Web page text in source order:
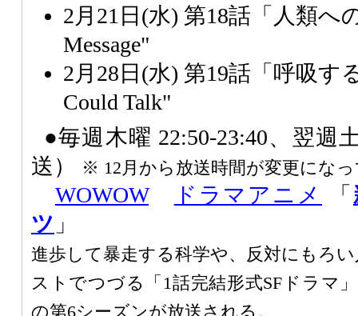
2月21日(水) 第18話「人類へ
Message"
2月28日(水) 第19話「呼吸す
Could Talk"
●毎週木曜 22:50-23:40、翌週
送）
※ 12月から放送時間が変更にな
WOWOW ドラマアニメ 「
ツ 」
進歩して暴走する科学や、反対にもろ
ストでつづる「1話完結形式SFドラマ
の第6シーズンが放送される。